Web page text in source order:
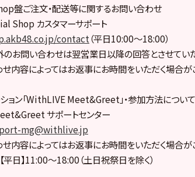
盤ご注文・配送等に関するお問い合わせ
Shop カスタマーサポート
contact （平日10:00～18:00）
お問い合わせは翌営業日以降の回答とさせていた
内容によってはお返事にお時間をいただく場合が
ョン「WithLIVE Meet&Greet」・参加方法につい
サポートセンター
mg@withlive.jp
内容によってはお返事にお時間をいただく場合が
平日】11:00〜18:00（土日祝祭日を除く）